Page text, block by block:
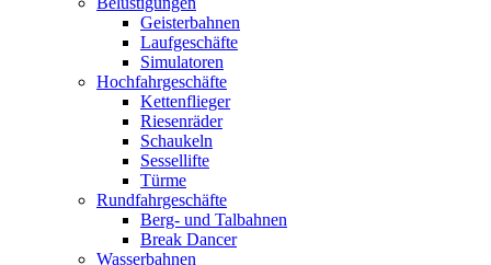
Geisterbahnen
Laufgeschäfte
Simulatoren
Hochfahrgeschäfte
Kettenflieger
Riesenräder
Schaukeln
Sessellifte
Türme
Rundfahrgeschäfte
Berg- und Talbahnen
Break Dancer
Wasserbahnen